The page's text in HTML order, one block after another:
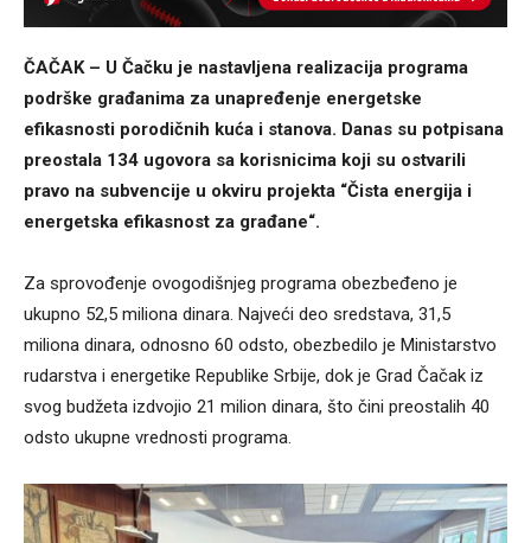
ČAČAK – U Čačku je nastavljena realizacija programa
podrške građanima za unapređenje energetske
efikasnosti porodičnih kuća i stanova. Danas su potpisana
preostala 134 ugovora sa korisnicima koji su ostvarili
pravo na subvencije u okviru projekta “Čista energija i
energetska efikasnost za građane“.
Za sprovođenje ovogodišnjeg programa obezbeđeno je
ukupno 52,5 miliona dinara. Najveći deo sredstava, 31,5
miliona dinara, odnosno 60 odsto, obezbedilo je Ministarstvo
rudarstva i energetike Republike Srbije, dok je Grad Čačak iz
svog budžeta izdvojio 21 milion dinara, što čini preostalih 40
odsto ukupne vrednosti programa.